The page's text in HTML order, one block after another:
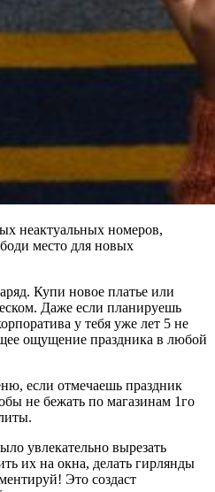
неактуальных номеров,
место для новых
Купи новое платье или
Даже если планируешь
у тебя уже лет 5 не
ощущение праздника в любой
если отмечаешь праздник
не бежать по магазинам 1го
увлекательно вырезать
их на окна, делать гирлянды
Это создаст